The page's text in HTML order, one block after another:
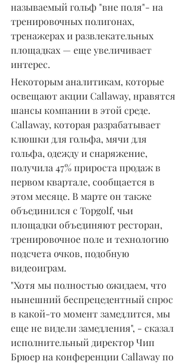
называемый гольф "вне поля"- на
тренировочных полигонах,
тренажерах и развлекательных
площадках — еще увеличивает
интерес.
Некоторым аналитикам, которые
освещают акции Callaway, нравятся
шансы компании в этой среде.
Callaway, которая разрабатывает
клюшки для гольфа, мячи для
гольфа, одежду и снаряжение,
получила 47% прироста продаж в
первом квартале, сообщается в
этом месяце. В марте он также
объединился с Topgolf, чьи
площадки объединяют ресторан,
тренировочное поле и технологию
подсчета очков, подобную
видеоиграм.
"Хотя мы полностью ожидаем, что
нынешний беспрецедентный спрос
в какой-то момент замедлится, мы
еще не видели замедления", - сказал
исполнительный директор Чип
Брюер на конференции Callaway по